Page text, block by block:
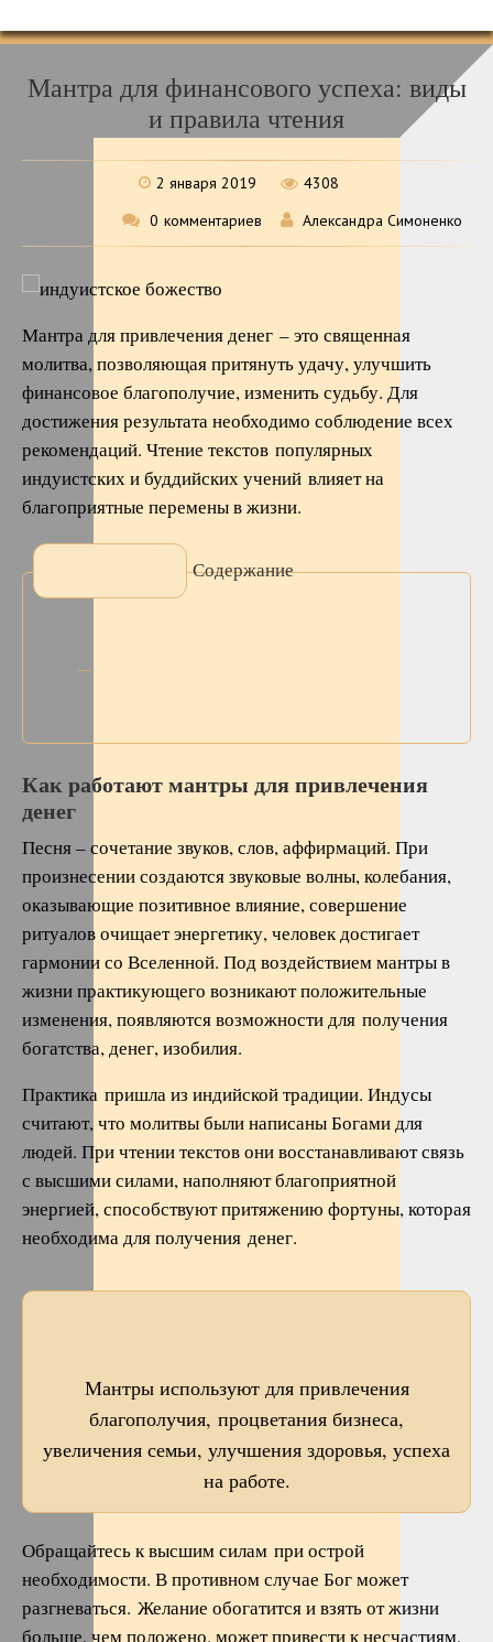
Мантра для финансового успеха: виды
и правила чтения
2 января 2019
4308
0 комментариев Александра Симоненко
Мантра для привлечения денег – это священная
молитва, позволяющая притянуть удачу, улучшить
финансовое благополучие, изменить судьбу. Для
достижения результата необходимо соблюдение всех
рекомендаций. Чтение текстов популярных
индуистских и буддийских учений влияет на
благоприятные перемены в жизни.
Содержание
Как работают мантры для привлечения
денег
Песня – сочетание звуков, слов, аффирмаций. При
произнесении создаются звуковые волны, колебания,
оказывающие позитивное влияние, совершение
ритуалов очищает энергетику, человек достигает
гармонии со Вселенной. Под воздействием мантры в
жизни практикующего возникают положительные
изменения, появляются возможности для получения
богатства, денег, изобилия.
Практика пришла из индийской традиции. Индусы
считают, что молитвы были написаны Богами для
людей. При чтении текстов они восстанавливают связь
с высшими силами, наполняют благоприятной
энергией, способствуют притяжению фортуны, которая
необходима для получения денег.
Мантры используют для привлечения
благополучия, процветания бизнеса,
увеличения семьи, улучшения здоровья, успеха
на работе.
Обращайтесь к высшим силам при острой
необходимости. В противном случае Бог может
разгневаться. Желание обогатится и взять от жизни
больше, чем положено, может привести к несчастиям,